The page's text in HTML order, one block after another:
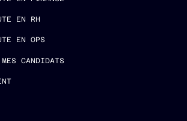
EN RH
EN OPS
CANDIDATS